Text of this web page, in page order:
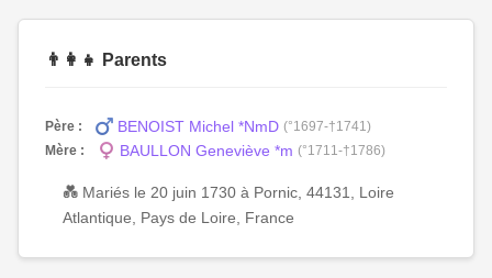
👨‍👩‍👧 Parents
Père : BENOIST Michel *NmD (°1697-†1741)
Mère :
BAULLON Geneviève *m (°1711-†1786)
💑 Mariés le 20 juin 1730 à Pornic, 44131, Loire
Atlantique, Pays de Loire, France